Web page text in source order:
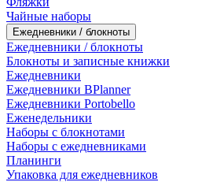
Чайные наборы
Ежедневники / блокноты
Ежедневники / блокноты
Блокноты и записные книжки
Ежедневники
Ежедневники BPlanner
Ежедневники Portobello
Еженедельники
Наборы с блокнотами
Наборы с ежедневниками
Планинги
Упаковка для ежедневников